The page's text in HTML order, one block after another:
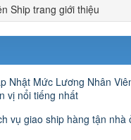
Ship trang giới thiệu
Nhật Mức Lương Nhân
vị nổi tiếng nhất
vụ giao ship hàng tận nhà